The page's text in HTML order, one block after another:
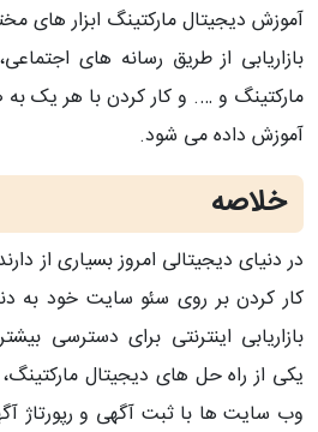
آموزش دیجیتال مارکتینگ ابزار های
بازاریابی از طریق رسانه های
مارکتینگ و …. و کار کردن با هر
آموزش داده می شود.
خلاصه
در دنیای دیجیتالی امروز بسیاری از
کار کردن بر روی سئو سایت خود به
بازاریابی اینترنتی برای دسترسی
یکی از راه حل های دیجیتال
وب سایت ها با ثبت آگهی و رپورتاژ